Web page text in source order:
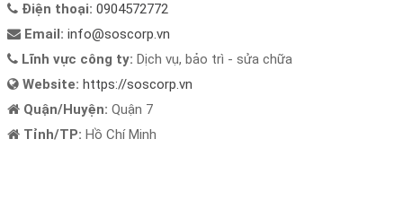
Điện thoại: 0904572772
Email: info@soscorp.vn
Lĩnh vực công ty: Dịch vụ, bảo trì - sửa chữa
Website: https://soscorp.vn
Quận/Huyện: Quận 7
Tỉnh/TP: Hồ Chí Minh